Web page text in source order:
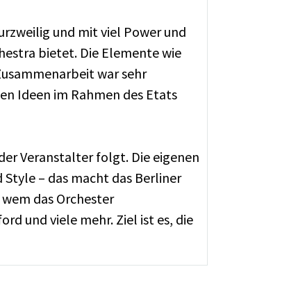
und mit viel Power und
bietet. Die Elemente wie
war sehr
Ideen im Rahmen des Etats
Veranstalter folgt. Die eigenen
– das macht das Berliner
das Orchester
und viele mehr. Ziel ist es, die